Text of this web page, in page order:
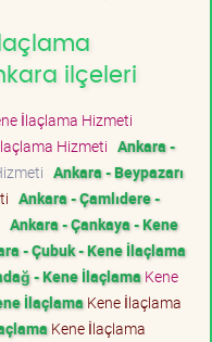
ilçeleri
İlaçlama Hizmeti
Hizmeti Ankara -
Ankara - Beypazarı
Ankara - Çamlıdere -
Ankara - Çankaya - Kene
- Çubuk - Kene İlaçlama
- Kene İlaçlama Kene
İlaçlama Kene İlaçlama
Kene İlaçlama